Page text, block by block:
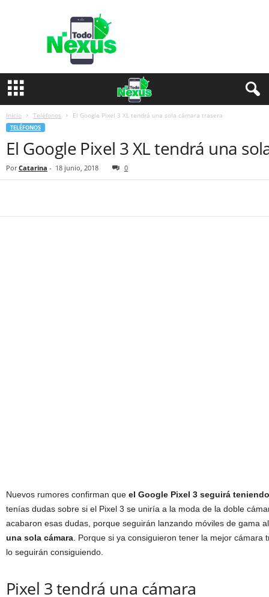
e
Inicio Teléfonos El Google Pixel 3 XL tendrá una sola cámara trasera
TELÉFONOS
El Google Pixel 3 XL tendrá una
Por Catarina - 18 junio, 2018 0
Nuevos rumores confirman que el Google Pixel 3 seguirá
tenías dudas sobre si el Pixel 3 se uniría a la moda de la doble
acabaron esas dudas, porque seguirán lanzando móviles de gama
una sola cámara . Porque si ya consiguieron tener la mejor
lo seguirán consiguiendo.
Pixel 3 tendrá una cámara